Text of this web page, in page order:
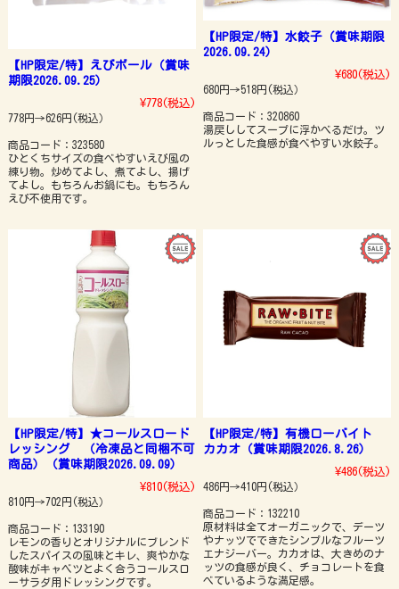
【HP限定/特】えびボール（賞味
期限2026.09.25）
¥778(税込)
778円→626円(税込）
商品コード：323580
ひとくちサイズの食べやすいえび風の
練り物。炒めてよし、煮てよし、揚げ
てよし。もちろんお鍋にも。もちろん
えび不使用です。
【HP限定/特】水餃子（賞味期限
2026.09.24）
¥680(税込)
680円→518円(税込）
商品コード：320860
湯戻ししてスープに浮かべるだけ。ツ
ルっとした食感が食べやすい水餃子。
【HP限定/特】★コールスロード
レッシング （冷凍品と同梱不可
商品）（賞味期限2026.09.09）
¥810(税込)
810円→702円(税込）
商品コード：133190
レモンの香りとオリジナルにブレンド
したスパイスの風味とキレ、爽やかな
酸味がキャベツとよく合うコールスロ
ーサラダ用ドレッシングです。
【HP限定/特】有機ローバイト
カカオ（賞味期限2026.8.26）
¥486(税込)
486円→410円(税込）
商品コード：132210
原材料は全てオーガニックで、デーツ
やナッツでできたシンプルなフルーツ
エナジーバー。カカオは、大きめのナ
ッツの食感が良く、チョコレートを食
べているような満足感。